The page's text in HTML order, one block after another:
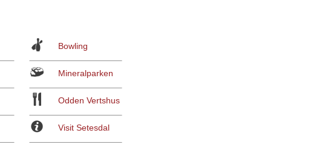
Bowling
Mineralparken
Odden Vertshus
Visit Setesdal